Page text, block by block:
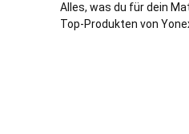
Alles, was du für dein
Top-Produkten von